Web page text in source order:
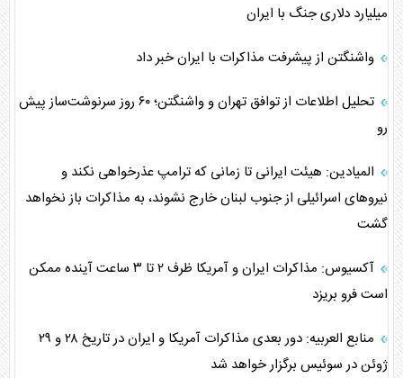
میلیارد دلاری جنگ با ایران
واشنگتن از پیشرفت مذاکرات با ایران خبر داد
تحلیل اطلاعات از توافق تهران و واشنگتن؛ ۶۰ روز سرنوشت‌ساز پیش
رو
المیادین: هیئت ایرانی تا زمانی که ترامپ عذرخواهی نکند و
نیرو‌های اسرائیلی از جنوب لبنان خارج نشوند، به مذاکرات باز نخواهد
گشت
آکسیوس: مذاکرات ایران و آمریکا ظرف ۲ تا ۳ ساعت آینده ممکن
است فرو بریزد
منابع العربیه: دور بعدی مذاکرات آمریکا و ایران در تاریخ ۲۸ و ۲۹
ژوئن در سوئیس برگزار خواهد شد